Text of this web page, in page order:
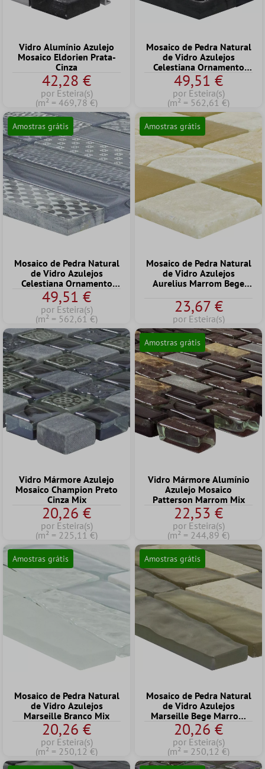
Vidro Alumínio Azulejo
Mosaico Eldorien Prata-
Cinza
42,28 €
por Esteira(s)
(m² = 469,78 €)
Mosaico de Pedra Natural
de Vidro Azulejos
Celestiana Ornamento
Brick Preto Mix
49,51 €
por Esteira(s)
(m² = 562,61 €)
Amostras grátis
Mosaico de Pedra Natural
de Vidro Azulejos
Celestiana Ornamento
Brick Cinza Mix
49,51 €
por Esteira(s)
(m² = 562,61 €)
Amostras grátis
Mosaico de Pedra Natural
de Vidro Azulejos
Aurelius Marrom Bege
23,67 €
por Esteira(s)
Vidro Mármore Azulejo
Mosaico Champion Preto
Cinza Mix
20,26 €
por Esteira(s)
(m² = 225,11 €)
Amostras grátis
Vidro Mármore Alumínio
Azulejo Mosaico
Patterson Marrom Mix
22,53 €
por Esteira(s)
(m² = 244,89 €)
Amostras grátis
Mosaico de Pedra Natural
de Vidro Azulejos
Marseille Branco Mix
20,26 €
por Esteira(s)
(m² = 250,12 €)
Amostras grátis
Mosaico de Pedra Natural
de Vidro Azulejos
Marseille Bege Marrom
Mix
20,26 €
por Esteira(s)
(m² = 250,12 €)